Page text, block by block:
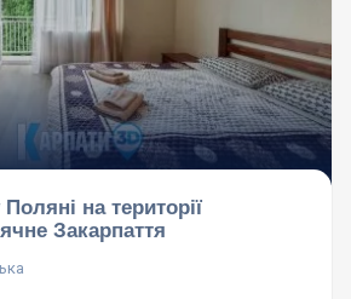
на території
Закарпаття